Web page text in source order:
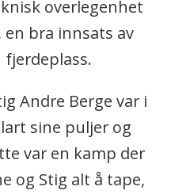
overlegenhet
en bra innsats av
fjerdeplass.
Andre Berge var i
sine puljer og
var en kamp der
og Stig alt å tape,